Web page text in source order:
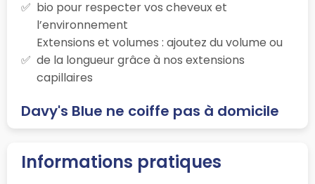
bio pour respecter vos cheveux et
l’environnement
Extensions et volumes : ajoutez du volume ou
de la longueur grâce à nos extensions
capillaires
Davy's Blue ne coiffe pas à domicile
Informations pratiques